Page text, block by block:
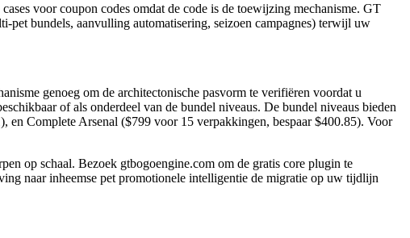
voor coupon codes omdat de code is de toewijzing mechanisme. GT
pet bundels, aanvulling automatisering, seizoen campagnes) terwijl uw
genoeg om de architectonische pasvorm te verifiëren voordat u
of als onderdeel van de bundel niveaus. De bundel niveaus bieden
en Complete Arsenal ($799 voor 15 verpakkingen, bespaar $400.85). Voor
op schaal. Bezoek gtbogoengine.com om de gratis core plugin te
naar inheemse pet promotionele intelligentie de migratie op uw tijdlijn